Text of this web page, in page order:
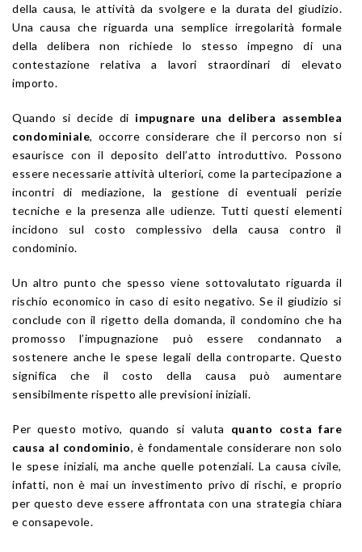
della causa, le attività da svolgere e la durata del giudizio.
Una causa che riguarda una semplice irregolarità formale
della delibera non richiede lo stesso impegno di una
contestazione relativa a lavori straordinari di elevato
importo.
Quando si decide di impugnare una delibera assemblea
condominiale, occorre considerare che il percorso non si
esaurisce con il deposito dell’atto introduttivo. Possono
essere necessarie attività ulteriori, come la partecipazione a
incontri di mediazione, la gestione di eventuali perizie
tecniche e la presenza alle udienze. Tutti questi elementi
incidono sul costo complessivo della causa contro il
condominio.
Un altro punto che spesso viene sottovalutato riguarda il
rischio economico in caso di esito negativo. Se il giudizio si
conclude con il rigetto della domanda, il condomino che ha
promosso l’impugnazione può essere condannato a
sostenere anche le spese legali della controparte. Questo
significa che il costo della causa può aumentare
sensibilmente rispetto alle previsioni iniziali.
Per questo motivo, quando si valuta quanto costa fare
causa al condominio, è fondamentale considerare non solo
le spese iniziali, ma anche quelle potenziali. La causa civile,
infatti, non è mai un investimento privo di rischi, e proprio
per questo deve essere affrontata con una strategia chiara
e consapevole.